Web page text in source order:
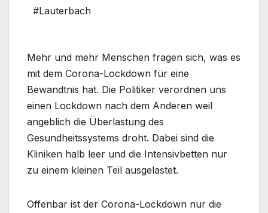
#Lauterbach
Mehr und mehr Menschen fragen sich, was es
mit dem Corona-Lockdown für eine
Bewandtnis hat. Die Politiker verordnen uns
einen Lockdown nach dem Anderen weil
angeblich die Überlastung des
Gesundheitssystems droht. Dabei sind die
Kliniken halb leer und die Intensivbetten nur
zu einem kleinen Teil ausgelastet.
Offenbar ist der Corona-Lockdown nur die